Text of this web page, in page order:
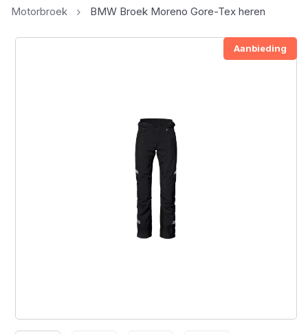
Motorbroek
BMW Broek Moreno Gore-Tex heren
Aanbieding